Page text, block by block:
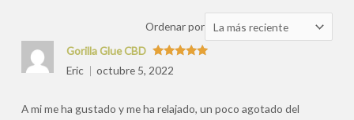
Ordenar por Ordenar
las
Valorado
con
Gorilla Glue CBD
Eric
octubre 5, 2022
A mi me ha gustado y me ha relajado, un poco agotado del